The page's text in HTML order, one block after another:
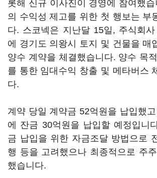
롯해 신규 이사진이 경영에 참여했
의 수익성 제고를 위한 첫 행보는 부
다. 스코넥은 지난달 15일, 주식회
에 경기도 의왕시 토지 및 건물을 매
양수 계약을 체결했습니다. 양수 목
를 통한 임대수익 창출 및 메타버스
다.
계약 당일 계약금 52억원을 납입했
에 잔금 30억원을 납입할 예정입니
금 납입을 위한 자금조달 방법으로
행 등을 고려했으나 최종적으로 주
했습니다.